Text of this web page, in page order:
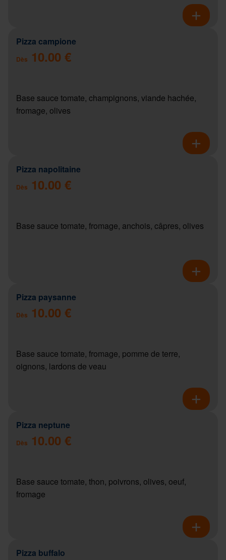
Pizza campione
Dès 10.00 €
Base sauce tomate, champignons, viande hachée,
fromage, olives
Pizza napolitaine
Dès 10.00 €
Base sauce tomate, fromage, anchois, câpres, olives
Pizza paysanne
Dès 10.00 €
Base sauce tomate, fromage, pomme de terre,
oignons, lardons de veau
Pizza neptune
Dès 10.00 €
Base sauce tomate, thon, poivrons, olives, oeuf,
fromage
Pizza buffalo